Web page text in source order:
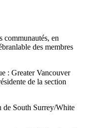
communautés, en
des membres
: Greater Vancouver
de la section
de South Surrey/White